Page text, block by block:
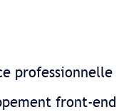
professionnelle
front-end